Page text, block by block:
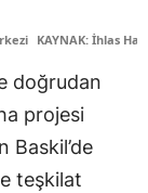
KAYNAK: İhlas
doğrudan
projesi
Baskil’de
teşkilat